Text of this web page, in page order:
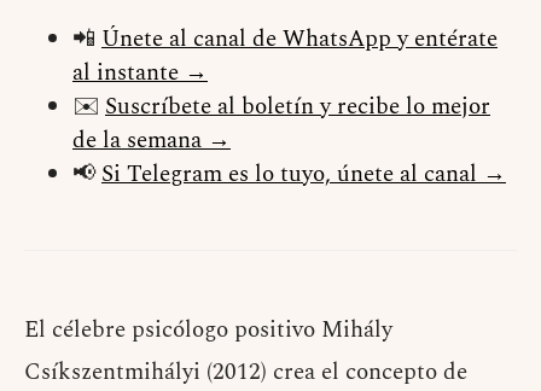
📲 Únete al canal de WhatsApp y entérate
al instante →
✉️ Suscríbete al boletín y recibe lo mejor
de la semana →
📢Si Telegram es lo tuyo, únete al canal →
El célebre psicólogo positivo Mihály
Csíkszentmihályi (2012) crea el concepto de